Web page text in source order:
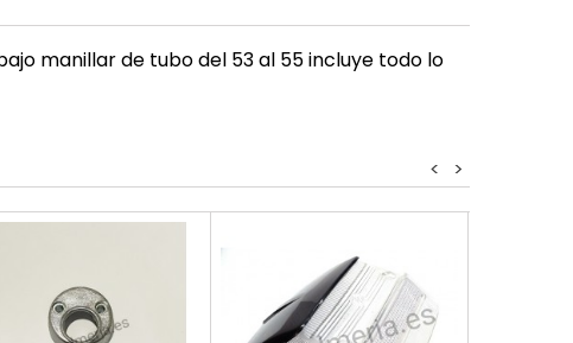
manillar de tubo del 53 al 55 incluye todo lo
>
<